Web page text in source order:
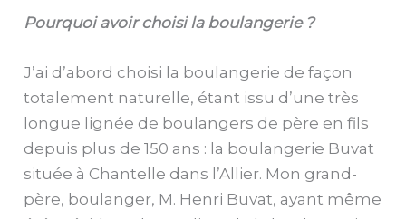
Pourquoi avoir choisi la boulangerie ?
J’ai d’abord choisi la boulangerie de façon
totalement naturelle, étant issu d’une très
longue lignée de boulangers de père en fils
depuis plus de 150 ans : la boulangerie Buvat
située à Chantelle dans l’Allier. Mon grand-
père, boulanger, M. Henri Buvat, ayant même